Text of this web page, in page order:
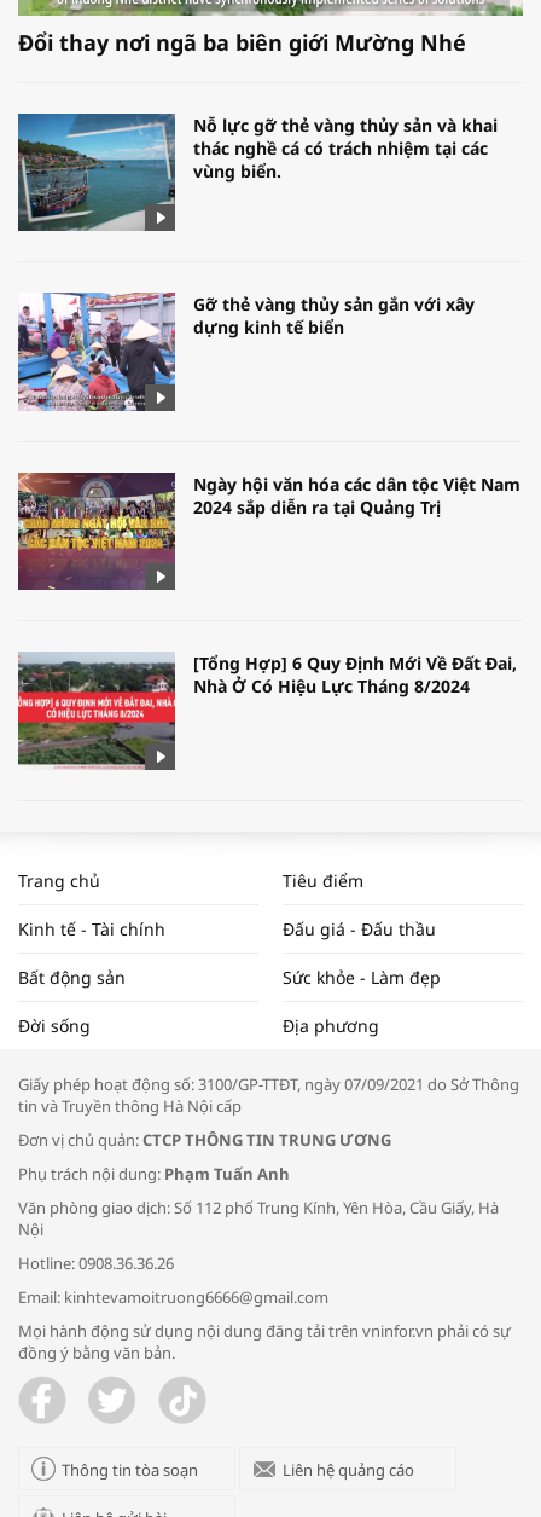
Đổi thay nơi ngã ba biên giới Mường Nhé
Nỗ lực gỡ thẻ vàng thủy sản và khai
thác nghề cá có trách nhiệm tại các
vùng biển.
Gỡ thẻ vàng thủy sản gắn với xây
dựng kinh tế biển
Ngày hội văn hóa các dân tộc Việt Nam
2024 sắp diễn ra tại Quảng Trị
[Tổng Hợp] 6 Quy Định Mới Về Đất Đai,
Nhà Ở Có Hiệu Lực Tháng 8/2024
NAM NĂM 2024 VÀ NĂM 2025 | NHỊP
ĐẬP THỊ TRƯỜNG #62
Tọa đàm “Xúc tiến thương mại: Khơi
Bác sĩ tư vấn cách phòng tránh bệnh
đường hô hấp trong thời tiết giao mùa
Trao yêu thương cho em
Trang chủ Tiêu điểm
Kinh tế - Tài chính Đấu giá - Đấu thầu
Bất động sản Sức khỏe - Làm đẹp
Đời sống Địa phương
Giấy phép hoạt động số: 3100/GP-TTĐT, ngày 07/09/2021 do Sở Thông
tin và Truyền thông Hà Nội cấp
Đơn vị chủ quản:CTCP THÔNG TIN TRUNG ƯƠNG
Phụ trách nội dung: Phạm Tuấn Anh
Văn phòng giao dịch: Số 112 phố Trung Kính, Yên Hòa, Cầu Giấy, Hà
Nội
Hotline: 0908.36.36.26
Email: kinhtevamoitruong6666@gmail.com
Mọi hành động sử dụng nội dung đăng tải trên vninfor.vn phải có sự
đồng ý bằng văn bản.
Thông tin tòa soạn Liên hệ quảng cáo